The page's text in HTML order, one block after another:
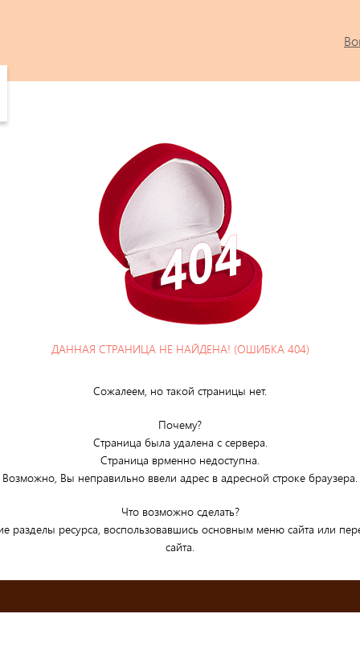
ДАННАЯ СТРАНИЦА НЕ НАЙДЕНА! (ОШИБКА 404)
Сожалеем, но такой страницы нет.
Почему?
Страница была удалена с сервера.
Страница врменно недоступна.
Возможно, Вы неправильно ввели адрес в адресной строке браузера.
Что возможно сделать?
разделы ресурса, воспользовавшись основным меню сайта или
сайта.